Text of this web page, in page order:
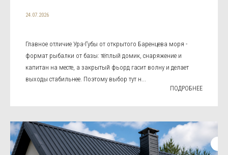
24.07.2026
Главное отличие Ура-Губы от открытого Баренцева моря -
формат рыбалки от базы: тёплый домик, снаряжение и
капитан на месте, а закрытый фьорд гасит волну и делает
выходы стабильнее. Поэтому выбор тут н...
ПОДРОБНЕЕ